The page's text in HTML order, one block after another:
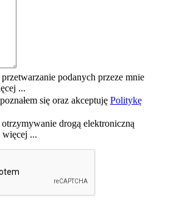
podanych przeze mnie
...
się oraz akceptuję Politykę
drogą elektroniczną
więcej ...